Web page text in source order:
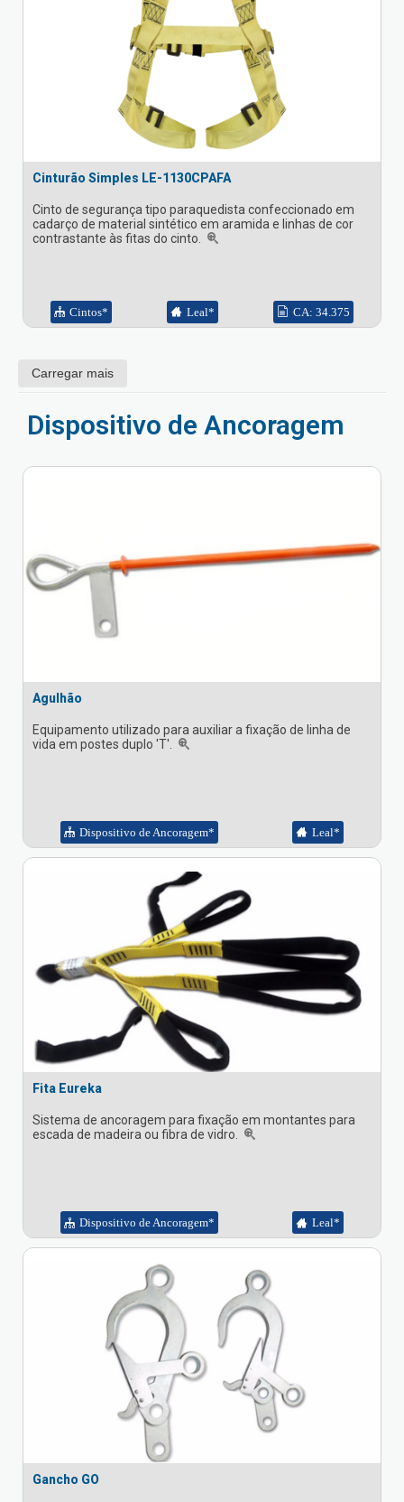
Cinturão Simples LE-1130CPAFA
Cinto de segurança tipo paraquedista confeccionado em
cadarço de material sintético em aramida e linhas de cor
contrastante às fitas do cinto.
Cintos* Leal* CA: 34.375
Carregar mais
Dispositivo de Ancoragem
Agulhão
Equipamento utilizado para auxiliar a fixação de linha de
vida em postes duplo 'T'.
Dispositivo de Ancoragem* Leal*
Fita Eureka
Sistema de ancoragem para fixação em montantes para
escada de madeira ou fibra de vidro.
Dispositivo de Ancoragem* Leal*
Gancho GO